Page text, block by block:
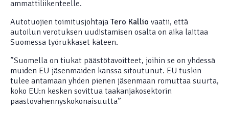
ammattiliikenteelle.
Autotuojien toimitusjohtaja Tero Kallio vaatii, että
autoilun verotuksen uudistamisen osalta on aika laittaa
Suomessa työrukkaset käteen.
”Suomella on tiukat päästötavoitteet, joihin se on yhdessä
muiden EU-jäsenmaiden kanssa sitoutunut. EU tuskin
tulee antamaan yhden pienen jäsenmaan romuttaa suurta,
koko EU:n kesken sovittua taakanjakosektorin
päästövähennyskokonaisuutta”